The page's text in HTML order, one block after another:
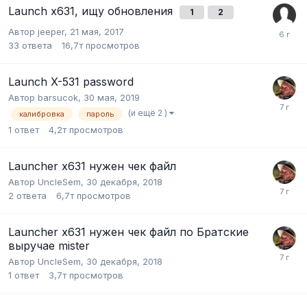
Launch x631, ищу обновления 1 2
Автор jeeper, 21 мая, 2017
33 ответа 16,7т просмотров
Launch X-531 password
Автор barsucok, 30 мая, 2019
калибровка пароль (и ещё 2 )
1 ответ 4,2т просмотров
Launcher x631 нужен чек файл
Автор UncleSem, 30 декабря, 2018
2 ответа 6,7т просмотров
Launcher x631 нужен чек файл по Братские
выручае mister
Автор UncleSem, 30 декабря, 2018
1 ответ 3,7т просмотров